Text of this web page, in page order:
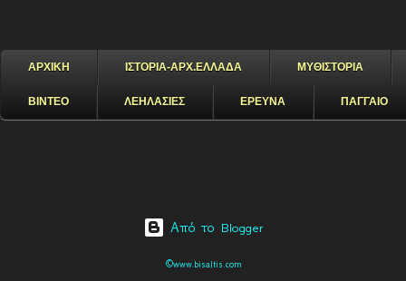
ΑΡΧΙΚΗ ΙΣΤΟΡΙΑ-ΑΡΧ.ΕΛΛΑΔΑ ΜΥΘΙΣΤΟΡΙΑ
ΒΙΝΤΕΟ ΛΕΗΛΑΣΙΕΣ ΕΡΕΥΝΑ ΠΑΓΓΑΙΟ
Από το Blogger
©www.bisaltis.com